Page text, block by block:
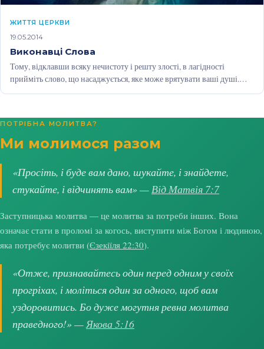
ЖИТТЯ ЦЕРКВИ
19.05.2014
Виконавці Слова
Тому, відклавши всяку нечистоту і решту злості, в лагідності
прийміть слово, що насаджується, яке може врятувати ваші душі.
Будьте ж…
ПОТРІБНА МОЛИТВА?
Ми молимося разом
«Просіть, і буде вам дано, шукайте, і знайдете,
стукайте, і відчинять вам» —Від Матвія 7:7
Заступницька молитва — це молитва за потреби інших. Вона
означає стати в проломі за когось, виступити між Богом і людиною,
яка потребує молитви (Єзекіїля 22:30).
«Отже, признавайтесь один перед одним у своїх
прогріхах, і моліться один за одного, щоб вам
уздоровитись. Бо дуже могутня ревна молитва
праведного!» —Якова 5:16